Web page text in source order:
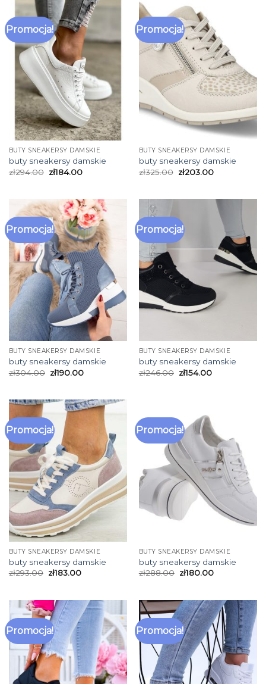
Promocja!
BUTY SNEAKERSY DAMSKIE
buty sneakersy damskie
zł294.00 zł184.00
Promocja!
BUTY SNEAKERSY DAMSKIE
buty sneakersy damskie
zł325.00 zł203.00
Promocja!
BUTY SNEAKERSY DAMSKIE
buty sneakersy damskie
zł304.00 zł190.00
Promocja!
BUTY SNEAKERSY DAMSKIE
buty sneakersy damskie
zł246.00 zł154.00
Promocja!
BUTY SNEAKERSY DAMSKIE
buty sneakersy damskie
zł293.00 zł183.00
Promocja!
BUTY SNEAKERSY DAMSKIE
buty sneakersy damskie
zł288.00 zł180.00
Promocja! Promocja!